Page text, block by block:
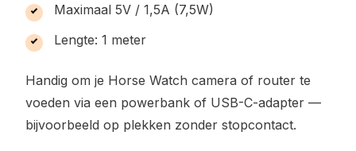
Maximaal 5V / 1,5A (7,5W)
Lengte: 1 meter
Handig om je Horse Watch camera of router te
voeden via een powerbank of USB-C-adapter —
bijvoorbeeld op plekken zonder stopcontact.